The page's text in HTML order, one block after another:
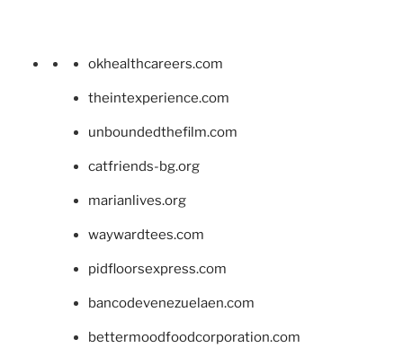
okhealthcareers.com
theintexperience.com
unboundedthefilm.com
catfriends-bg.org
marianlives.org
waywardtees.com
pidfloorsexpress.com
bancodevenezuelaen.com
bettermoodfoodcorporation.com